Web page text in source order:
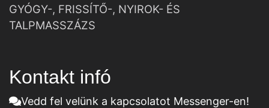
GYÓGY-, FRISSÍTŐ-, NYIROK- ÉS
TALPMASSZÁZS
Kontakt infó
Vedd fel velünk a kapcsolatot Messenger-en!